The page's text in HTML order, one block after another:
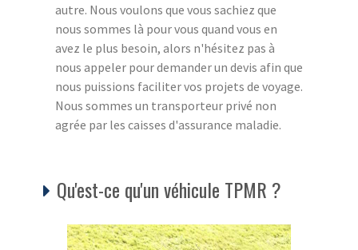
autre. Nous voulons que vous sachiez que
nous sommes là pour vous quand vous en
avez le plus besoin, alors n'hésitez pas à
nous appeler pour demander un devis afin que
nous puissions faciliter vos projets de voyage.
Nous sommes un transporteur privé non
agrée par les caisses d'assurance maladie.
Qu'est-ce qu'un véhicule TPMR ?